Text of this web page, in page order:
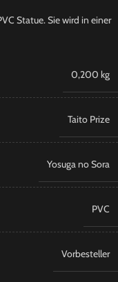
Statue. Sie wird in einer
0,200 kg
Taito Prize
Yosuga no Sora
PVC
Vorbesteller